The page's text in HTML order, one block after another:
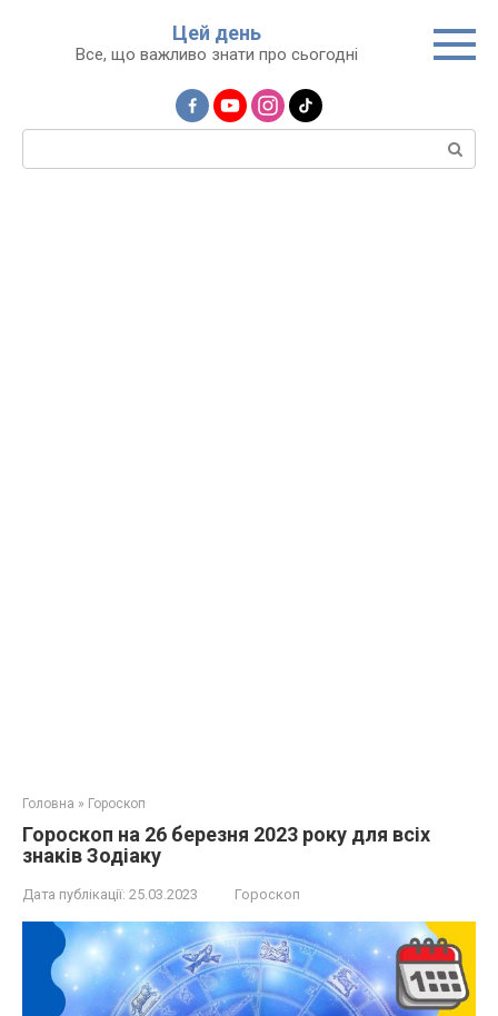
Цей день
Все, що важливо знати про сьогодні
Пошук:
Головна » Гороскоп
Гороскоп на 26 березня 2023 року для всіх
знаків Зодіаку
Дата публікації: 25.03.2023 Гороскоп